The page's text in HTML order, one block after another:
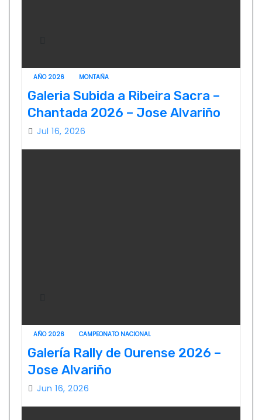
AÑO 2026 MONTAÑA
Galeria Subida a Ribeira Sacra –
Chantada 2026 – Jose Alvariño
Jul 16, 2026
AÑO 2026 CAMPEONATO NACIONAL
Galería Rally de Ourense 2026 –
Jose Alvariño
Jun 16, 2026